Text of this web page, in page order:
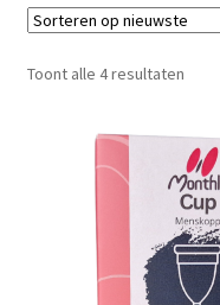
Menstruatiedisks
Menstruatiesponsjes
Wasbaar maandverband
Toebehoren
Schoonmaken
Toont alle 4 resultaten